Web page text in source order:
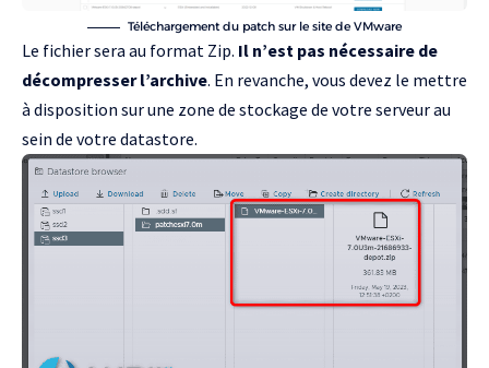
Téléchargement du patch sur le site de VMware
Le fichier sera au format Zip. Il n’est pas nécessaire de
décompresser l’archive. En revanche, vous devez le mettre
à disposition sur une zone de stockage de votre serveur au
sein de votre datastore.